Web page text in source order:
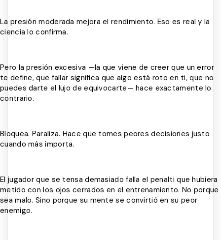
La presión moderada mejora el rendimiento. Eso es real y la
ciencia lo confirma.
Pero la presión excesiva —la que viene de creer que un error
te define, que fallar significa que algo está roto en ti, que no
puedes darte el lujo de equivocarte— hace exactamente lo
contrario.
Bloquea. Paraliza. Hace que tomes peores decisiones justo
cuando más importa.
El jugador que se tensa demasiado falla el penalti que hubiera
metido con los ojos cerrados en el entrenamiento. No porque
sea malo. Sino porque su mente se convirtió en su peor
enemigo.